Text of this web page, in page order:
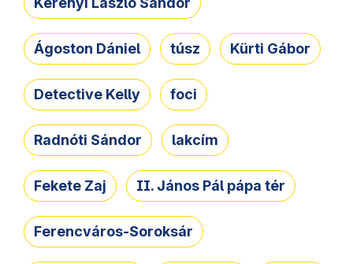
Ágoston Dániel túsz Kürti Gábor
Detective Kelly foci
Radnóti Sándor lakcím
Fekete Zaj II. János Pál pápa tér
Ferencváros-Soroksár